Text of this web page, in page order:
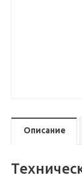
Описание